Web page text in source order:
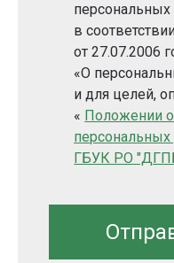
в
от 27.07.2006
«О
и для целей,
« Положении
ГБУК РО